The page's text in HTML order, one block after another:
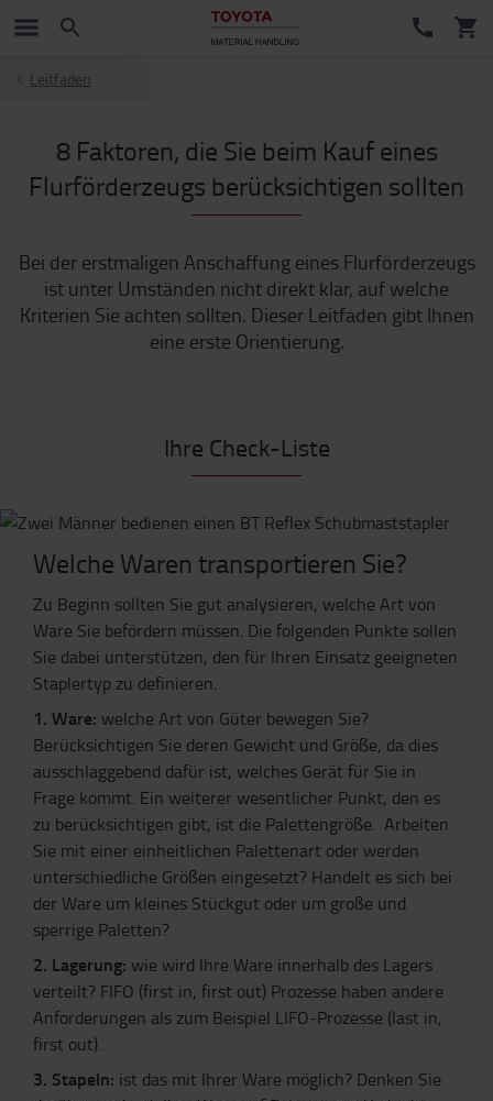
Leitfaden
8 Faktoren, die Sie beim Kauf eines
Flurförderzeugs berücksichtigen sollten
Bei der erstmaligen Anschaffung eines Flurförderzeugs
ist unter Umständen nicht direkt klar, auf welche
Kriterien Sie achten sollten. Dieser Leitfaden gibt Ihnen
eine erste Orientierung.
Ihre Check-Liste
Welche Waren transportieren Sie?
Zu Beginn sollten Sie gut analysieren, welche Art von
Ware Sie befördern müssen. Die folgenden Punkte sollen
Sie dabei unterstützen, den für Ihren Einsatz geeigneten
Staplertyp zu definieren.
1. Ware: welche Art von Güter bewegen Sie?
Berücksichtigen Sie deren Gewicht und Größe, da dies
ausschlaggebend dafür ist, welches Gerät für Sie in
Frage kommt. Ein weiterer wesentlicher Punkt, den es
zu berücksichtigen gibt, ist die Palettengröße. Arbeiten
Sie mit einer einheitlichen Palettenart oder werden
unterschiedliche Größen eingesetzt? Handelt es sich bei
der Ware um kleines Stückgut oder um große und
sperrige Paletten?
2. Lagerung: wie wird Ihre Ware innerhalb des Lagers
verteilt? FIFO (first in, first out) Prozesse haben andere
Anforderungen als zum Beispiel LIFO-Prozesse (last in,
first out).
3. Stapeln: ist das mit Ihrer Ware möglich? Denken Sie